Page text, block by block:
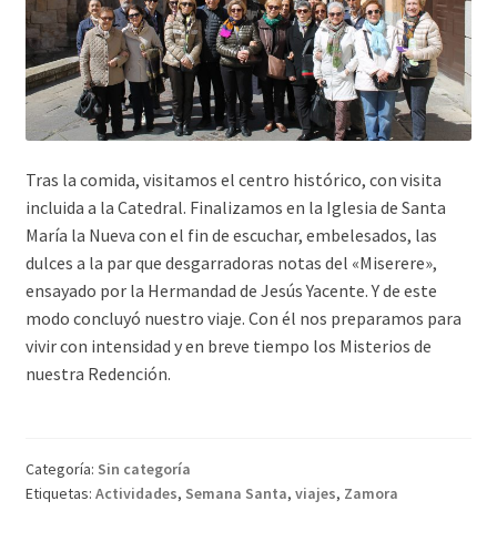
Tras la comida, visitamos el centro histórico, con visita
incluida a la Catedral. Finalizamos en la Iglesia de Santa
María la Nueva con el fin de escuchar, embelesados, las
dulces a la par que desgarradoras notas del «Miserere»,
ensayado por la Hermandad de Jesús Yacente. Y de este
modo concluyó nuestro viaje. Con él nos preparamos para
vivir con intensidad y en breve tiempo los Misterios de
nuestra Redención.
Categoría: Sin categoría
Etiquetas: Actividades, Semana Santa, viajes, Zamora